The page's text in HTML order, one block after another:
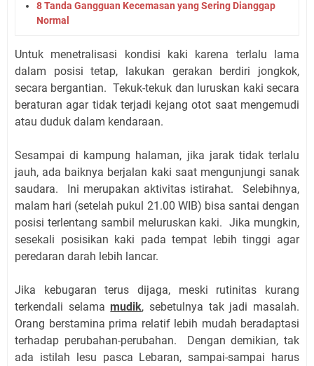
8 Tanda Gangguan Kecemasan yang Sering Dianggap
Normal
Untuk menetralisasi kondisi kaki karena terlalu lama
dalam posisi tetap, lakukan gerakan berdiri jongkok,
secara bergantian. Tekuk-tekuk dan luruskan kaki secara
beraturan agar tidak terjadi kejang otot saat mengemudi
atau duduk dalam kendaraan.
Sesampai di kampung halaman, jika jarak tidak terlalu
jauh, ada baiknya berjalan kaki saat mengunjungi sanak
saudara. Ini merupakan aktivitas istirahat. Selebihnya,
malam hari (setelah pukul 21.00 WIB) bisa santai dengan
posisi terlentang sambil meluruskan kaki. Jika mungkin,
sesekali posisikan kaki pada tempat lebih tinggi agar
peredaran darah lebih lancar.
Jika kebugaran terus dijaga, meski rutinitas kurang
terkendali selamamudik, sebetulnya tak jadi masalah.
Orang berstamina prima relatif lebih mudah beradaptasi
terhadap perubahan-perubahan. Dengan demikian, tak
ada istilah lesu pasca Lebaran, sampai-sampai harus